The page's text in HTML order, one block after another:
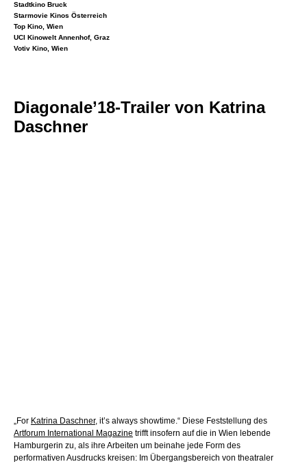
Stadtkino Bruck
Starmovie Kinos Österreich
Top Kino, Wien
UCI Kinowelt Annenhof, Graz
Votiv Kino, Wien
Diagonale’18-Trailer von Katrina
Daschner
„For Katrina Daschner, it’s always showtime.“ Diese Feststellung des
Artforum International Magazine trifft insofern auf die in Wien lebende
Hamburgerin zu, als ihre Arbeiten um beinahe jede Form des
performativen Ausdrucks kreisen: Im Übergangsbereich von theatraler